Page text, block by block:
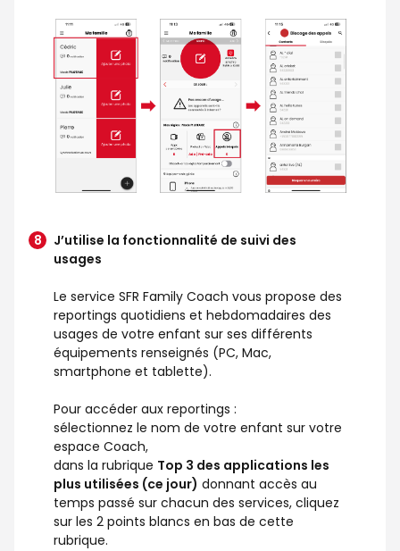
J’utilise la fonctionnalité de suivi des
usages
Le service SFR Family Coach vous propose des
reportings quotidiens et hebdomadaires des
usages de votre enfant sur ses différents
équipements renseignés (PC, Mac,
smartphone et tablette).
Pour accéder aux reportings :
sélectionnez le nom de votre enfant sur votre
espace Coach,
dans la rubrique Top 3 des applications les
plus utilisées (ce jour) donnant accès au
temps passé sur chacun des services, cliquez
sur les 2 points blancs en bas de cette
rubrique.